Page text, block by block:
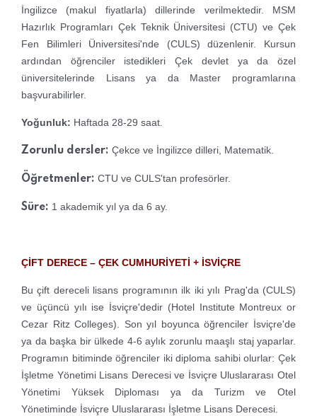
İngilizce (makul fiyatlarla) dillerinde verilmektedir. MSM
Hazırlık Programları Çek Teknik Üniversitesi (CTU) ve Çek
Fen Bilimleri Üniversitesi'nde (CULS) düzenlenir. Kursun
ardından öğrenciler istedikleri Çek devlet ya da özel
üniversitelerinde Lisans ya da Master programlarına
başvurabilirler.
Yoğunluk: Haftada 28-29 saat.
Zorunlu dersler: Çekce ve İngilizce dilleri, Matematik.
Öğretmenler: CTU ve CULS'tan profesörler.
Süre: 1 akademik yıl ya da 6 ay.
ÇİFT DERECE – ÇEK CUMHURİYETİ + İSVİÇRE
Bu çift dereceli lisans programının ilk iki yılı Prag'da (CULS)
ve üçüncü yılı ise İsviçre'dedir (Hotel Institute Montreux or
Cezar Ritz Colleges). Son yıl boyunca öğrenciler İsviçre'de
ya da başka bir ülkede 4-6 aylık zorunlu maaşlı staj yaparlar.
Programın bitiminde öğrenciler iki diploma sahibi olurlar: Çek
İşletme Yönetimi Lisans Derecesi ve İsviçre Uluslararası Otel
Yönetimi Yüksek Diploması ya da Turizm ve Otel
Yönetiminde İsviçre Uluslararası İşletme Lisans Derecesi.